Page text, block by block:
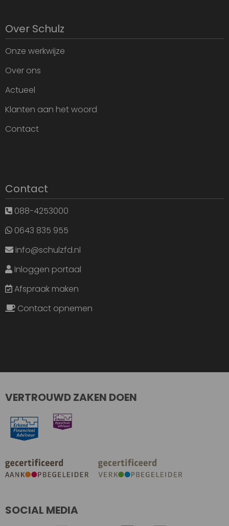
Over Schulz
Onze werkwijze
Over ons
Actueel
Klanten aan het woord
Contact
Contact
088-4253000
0643 835 955
info@schulzfd.nl
Inloggen portaal
Afspraak maken
Contact opnemen
VERTROUWD ZAKEN DOEN
SOCIAL MEDIA